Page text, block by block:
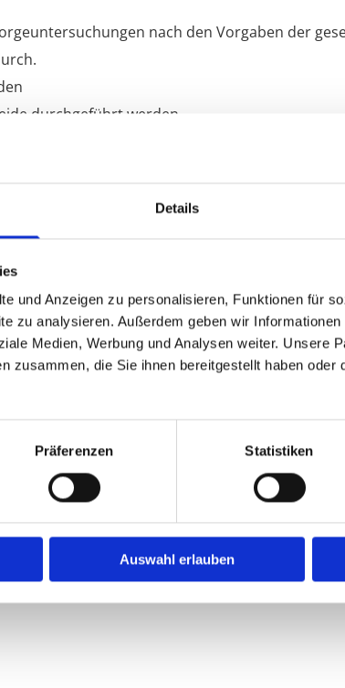
Details
und Anzeigen zu personalisieren, Funktionen für
zu analysieren. Außerdem geben wir
Medien, Werbung und Analysen weiter. Unsere
zusammen, die Sie ihnen bereitgestellt haben oder
Präferenzen Statistiken
Auswahl erlauben
nach den Vorgaben der
durchgeführt werden.
Staplerfahrer
Taxifahrer
Busfahrer
Sehteststelle für die folgenden